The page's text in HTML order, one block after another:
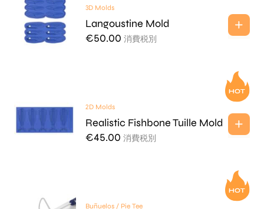
3D Molds
Langoustine Mold
€50.00 消費税別
2D Molds
Realistic Fishbone Tuille Mold
€45.00 消費税別
Buñuelos / Pie Tee